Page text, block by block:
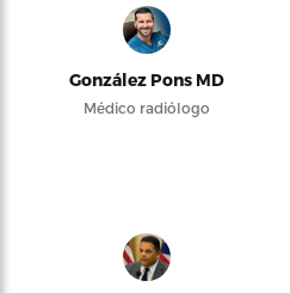
González Pons MD
Médico radiólogo